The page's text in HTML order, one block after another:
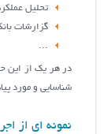
تحلیل
گزارشات
...
در هر یک از این
شناسایی و مورد
نمونه ای از